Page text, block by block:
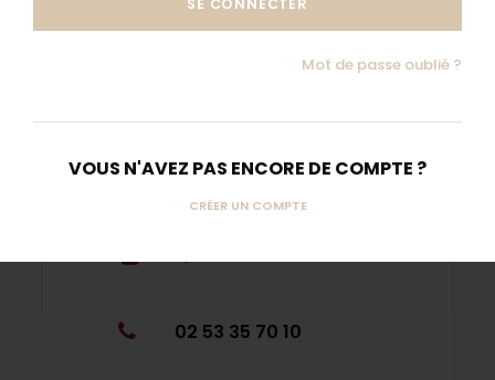
Mot de passe oublié ?
VOUS N'AVEZ PAS ENCORE DE COMPTE ?
CRÉER UN COMPTE
Contactez-nous
02 53 35 70 10